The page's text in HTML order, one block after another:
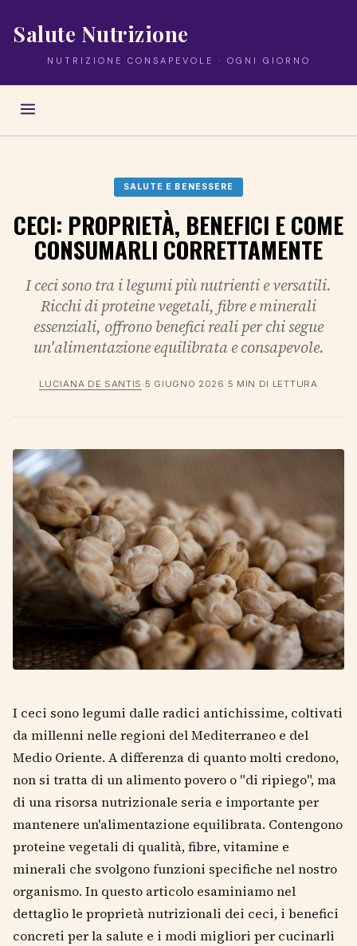
Salute Nutrizione
NUTRIZIONE CONSAPEVOLE · OGNI GIORNO
SALUTE E BENESSERE
CECI: PROPRIETÀ, BENEFICI E COME
CONSUMARLI CORRETTAMENTE
I ceci sono tra i legumi più nutrienti e versatili.
Ricchi di proteine vegetali, fibre e minerali
essenziali, offrono benefici reali per chi segue
un'alimentazione equilibrata e consapevole.
LUCIANA DE SANTIS ·5 GIUGNO 2026 ·5 MIN DI LETTURA
I ceci sono legumi dalle radici antichissime, coltivati
da millenni nelle regioni del Mediterraneo e del
Medio Oriente. A differenza di quanto molti credono,
non si tratta di un alimento povero o "di ripiego", ma
di una risorsa nutrizionale seria e importante per
mantenere un'alimentazione equilibrata. Contengono
proteine vegetali di qualità, fibre, vitamine e
minerali che svolgono funzioni specifiche nel nostro
organismo. In questo articolo esaminiamo nel
dettaglio le proprietà nutrizionali dei ceci, i benefici
concreti per la salute e i modi migliori per cucinarli